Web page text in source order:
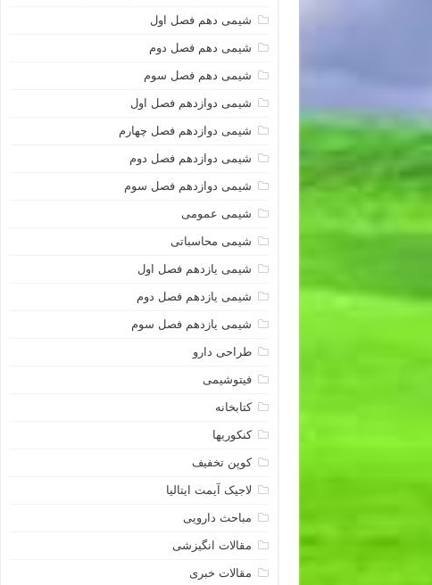
شیمی دهم فصل اول
شیمی دهم فصل دوم
شیمی دهم فصل سوم
شیمی دوازدهم فصل اول
شیمی دوازدهم فصل چهارم
شیمی دوازدهم فصل دوم
شیمی دوازدهم فصل سوم
شیمی عمومی
شیمی محاسباتی
شیمی یازدهم فصل اول
شیمی یازدهم فصل دوم
شیمی یازدهم فصل سوم
طراحی دارو
فیتوشیمی
کتابخانه
کنکوریها
کوپن تخفیف
لاجیک آیمت ایتالیا
مباحث دارویی
مقالات انگیزشی
مقالات خبری